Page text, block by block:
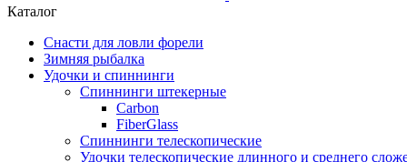
Каталог
Снасти для ловли форели
Зимняя рыбалка
Удочки и спиннинги
Спиннинги штекерные
Carbon
FiberGlass
Спиннинги телескопические
Удочки телескопические длинного и среднего